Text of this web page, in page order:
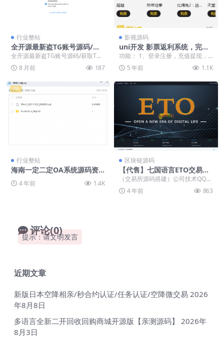
行业整站
全开源最新盗TG账号源码/获
取TG聊天记录+手机通讯录+相
册+短信+修改钱包地址/前端v
ue纯源码+后端PHP
全开源最新盗TG账号源码/获取TG
聊天记录+手机通讯录+相册+短信
+修改钱包地址...
8 月前 187
影视源码
uni开发 影票返利系统，完美
运营
功能： 1、登录注册，充值提现，
邀请好友，查看团队以及收益 2、
购票，排座，返利...
5 年前 1.1K
VIP
行业整站
海南一定二定OA系统源码资
4 年前 1.4K
区块链源码
【代售】七国语言ETO交易所
完美运营版申购挖矿上新币币
（交易所源码搭建）公司技术QQ：
34401713，最新版源码 实测环境:
NGIN...
4 年前 863
评论(0)
提示：请文明发言
近期文章
新版日本空降相亲/秒合约认证/任务认证/空降微交易 2026
年8月8日
多语言全新二开回收回购商城开源版【亲测源码】
2026年
8月3日